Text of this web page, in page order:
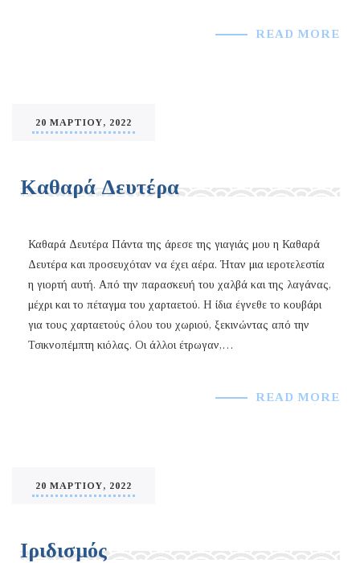
READ MORE
20 ΜΑΡΤΊΟΥ, 2022
Καθαρά Δευτέρα
Καθαρά Δευτέρα Πάντα της άρεσε της γιαγιάς μου η Καθαρά
Δευτέρα και προσευχόταν να έχει αέρα. Ήταν μια ιεροτελεστία
η γιορτή αυτή. Από την παρασκευή του χαλβά και της λαγάνας,
μέχρι και το πέταγμα του χαρταετού. Η ίδια έγνεθε το κουβάρι
για τους χαρταετούς όλου του χωριού, ξεκινώντας από την
Τσικνοπέμπτη κιόλας. Οι άλλοι έτρωγαν,…
READ MORE
20 ΜΑΡΤΊΟΥ, 2022
Ιριδισμός